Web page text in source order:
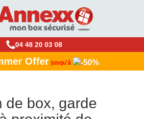
04 48 20 03 08
Offer jusqu'à
de box, garde